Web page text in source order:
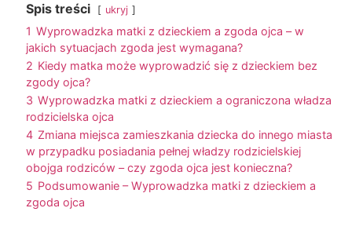
Spis treści ukryj
1 Wyprowadzka matki z dzieckiem a zgoda ojca – w
jakich sytuacjach zgoda jest wymagana?
2 Kiedy matka może wyprowadzić się z dzieckiem bez
zgody ojca?
3 Wyprowadzka matki z dzieckiem a ograniczona władza
rodzicielska ojca
4 Zmiana miejsca zamieszkania dziecka do innego miasta
w przypadku posiadania pełnej władzy rodzicielskiej
obojga rodziców – czy zgoda ojca jest konieczna?
5 Podsumowanie – Wyprowadzka matki z dzieckiem a
zgoda ojca